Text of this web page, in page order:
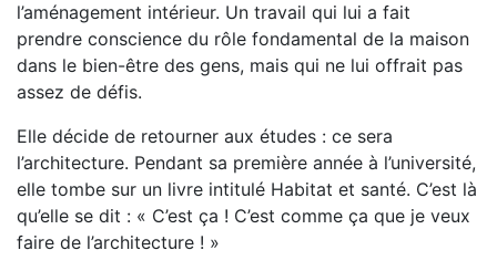
l’aménagement intérieur. Un travail qui lui a fait
prendre conscience du rôle fondamental de la maison
dans le bien-être des gens, mais qui ne lui offrait pas
assez de défis.
Elle décide de retourner aux études : ce sera
l’architecture. Pendant sa première année à l’université,
elle tombe sur un livre intitulé Habitat et santé. C’est là
qu’elle se dit : « C’est ça ! C’est comme ça que je veux
faire de l’architecture ! »